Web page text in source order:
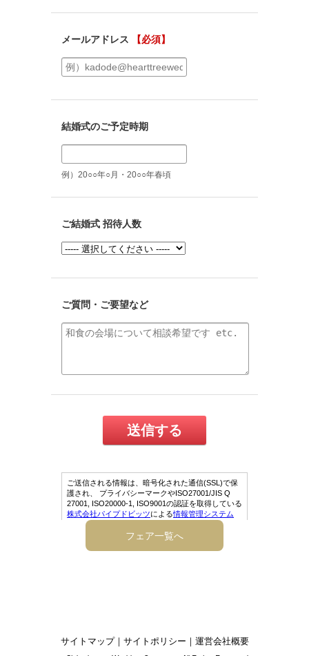
フェア一覧へ
サイトマップ｜ サイトポリシー ｜ 運営会社概要